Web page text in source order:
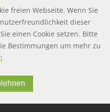
freien Webseite. Wenn Sie
dieser
einen Cookie setzen. Bitte
Bestimmungen um mehr zu